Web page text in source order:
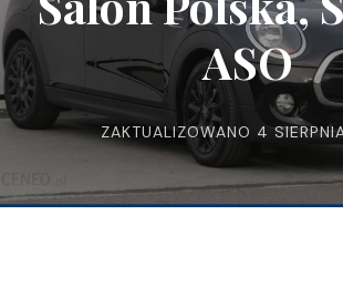
ASO
ZAKTUALIZOWANO 4